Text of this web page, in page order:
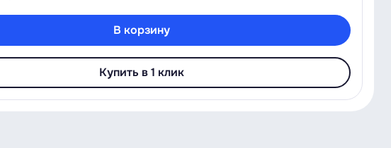
В корзину
Купить в 1 клик